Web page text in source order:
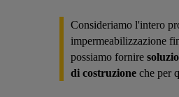
Consideriamo l'intero
impermeabilizzazione
possiamo fornire
di costruzione che per